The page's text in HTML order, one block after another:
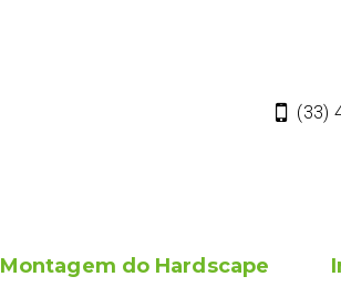
(33)
Montagem do Hardscape